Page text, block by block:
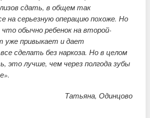
сдать, в общем так
на серьезную операцию похоже. Но
что обычно ребенок на второй-
уже привыкает и дает
сделать без наркоза. Но в целом
это лучше, чем через полгода зубы
Татьяна, Одинцово